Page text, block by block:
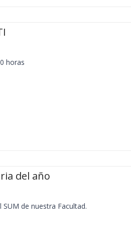
horas
del año
de nuestra Facultad.